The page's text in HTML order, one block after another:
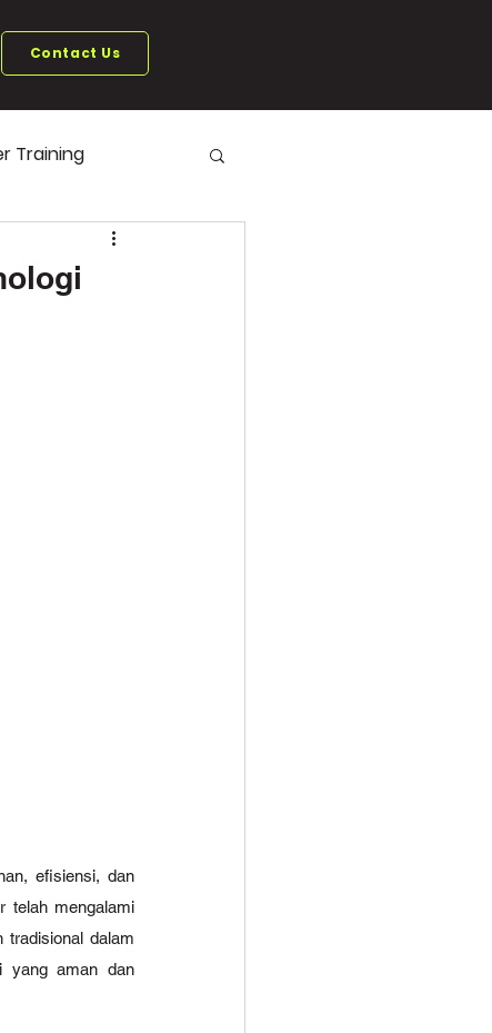
Contact Us
Training
efisiensi, dan
telah mengalami
tradisional dalam
yang aman dan